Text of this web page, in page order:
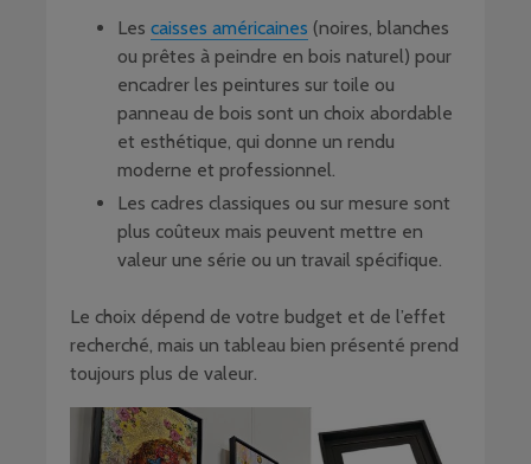
Les caisses américaines (noires, blanches
ou prêtes à peindre en bois naturel) pour
encadrer les peintures sur toile ou
panneau de bois sont un choix abordable
et esthétique, qui donne un rendu
moderne et professionnel.
Les cadres classiques ou sur mesure sont
plus coûteux mais peuvent mettre en
valeur une série ou un travail spécifique.
Le choix dépend de votre budget et de l’effet
recherché, mais un tableau bien présenté prend
toujours plus de valeur.